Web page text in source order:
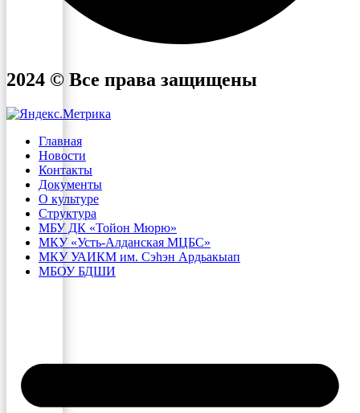
2024 © Все права защищены
Главная
Новости
Контакты
Документы
О культуре
Структура
МБУ ДК «Тойон Мюрю»
МКУ «Усть-Алданская МЦБС»
МКУ УАИКМ им. Сэһэн Ардьакыап
МБОУ БДШИ